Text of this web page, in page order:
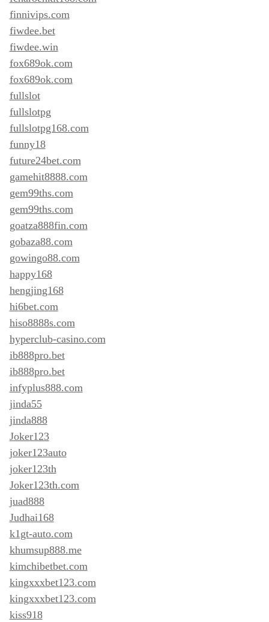
finnivips.com
fiwdee.bet
fiwdee.win
fox689ok.com
fox689ok.com
fullslot
fullslotpg
fullslotpg168.com
funny18
future24bet.com
gamehit8888.com
gem99ths.com
gem99ths.com
goatza888fin.com
gobaza88.com
gowingo88.com
happy168
hengjing168
hi6bet.com
hiso8888s.com
hyperclub-casino.com
ib888pro.bet
ib888pro.bet
infyplus888.com
jinda55
jinda888
Joker123
joker123auto
joker123th
Joker123th.com
juad888
Judhai168
k1gt-auto.com
khumsup888.me
kimchibetbet.com
kingxxxbet123.com
kingxxxbet123.com
kiss918